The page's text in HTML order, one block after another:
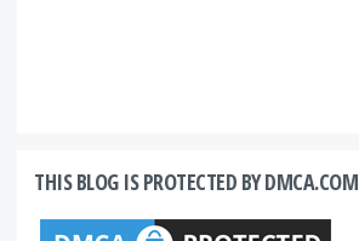
THIS BLOG IS PROTECTED BY DMCA.COM